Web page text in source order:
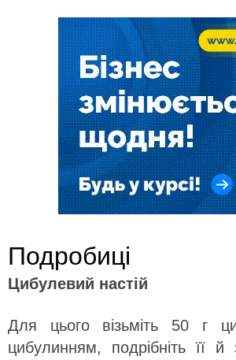
Подробиці
Цибулевий настій
Для цього візьміть 50 г
цибулинням, подрібніть її